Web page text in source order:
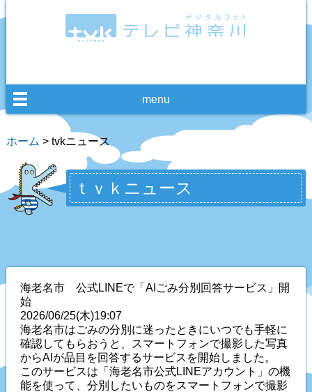
menu
ホーム > tvkニュース
ｔｖｋニュース
海老名市 公式LINEで「AIごみ分別回答サービス」開
始
2026/06/25(木)19:07
海老名市はごみの分別に迷ったときにいつでも手軽に
確認してもらおうと、スマートフォンで撮影した写真
からAIが品目を回答するサービスを開始しました。
このサービスは「海老名市公式LINEアカウント」の機
能を使って、分別したいものをスマートフォンで撮影